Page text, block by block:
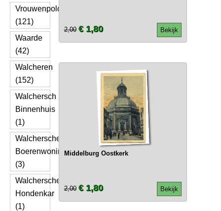
Vrouwenpolder
(121)
Waarde
(42)
Walcheren
(152)
Walchersch
Binnenhuis
(1)
Walchersche
Boerenwoning
(3)
Walchersche
Hondenkar
(1)
Bekijk
2,00 € 1,80
Middelburg Oostkerk
Bekijk
2,00 € 1,80